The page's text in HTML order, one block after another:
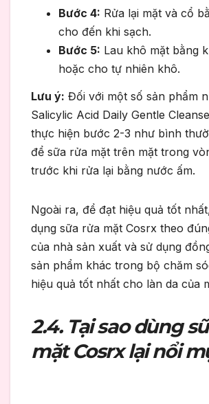
Bước 4: Rửa lại mặt và cổ
cho đến khi sạch.
Bước 5: Lau khô mặt bằng
hoặc cho tự nhiên khô.
Lưu ý: Đối với một số sản phẩm
Salicylic Acid Daily Gentle
thực hiện bước 2-3 như bình
để sữa rửa mặt trên mặt trong
trước khi rửa lại bằng nước ấm.
Ngoài ra, để đạt hiệu quả tốt
dụng sữa rửa mặt Cosrx theo
của nhà sản xuất và sử dụng
sản phẩm khác trong bộ chăm
hiệu quả tốt nhất cho làn da của
2.4. Tại sao dùng
mặt Cosrx lại nổi